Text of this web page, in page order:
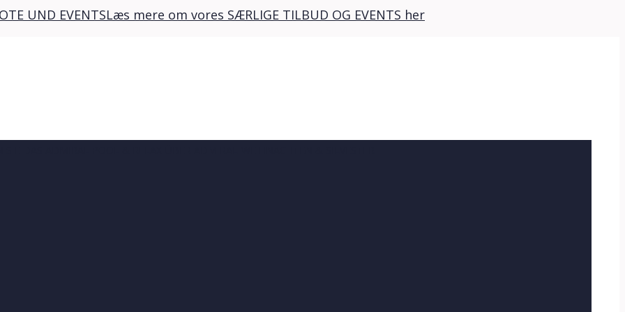
UND EVENTSLæs mere om vores SÆRLIGE TILBUD OG EVENTS her